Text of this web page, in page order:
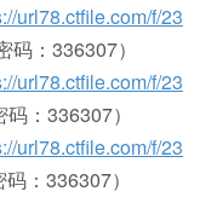
url78.ctfile.com/f/23
：336307）
url78.ctfile.com/f/23
：336307）
url78.ctfile.com/f/23
：336307）